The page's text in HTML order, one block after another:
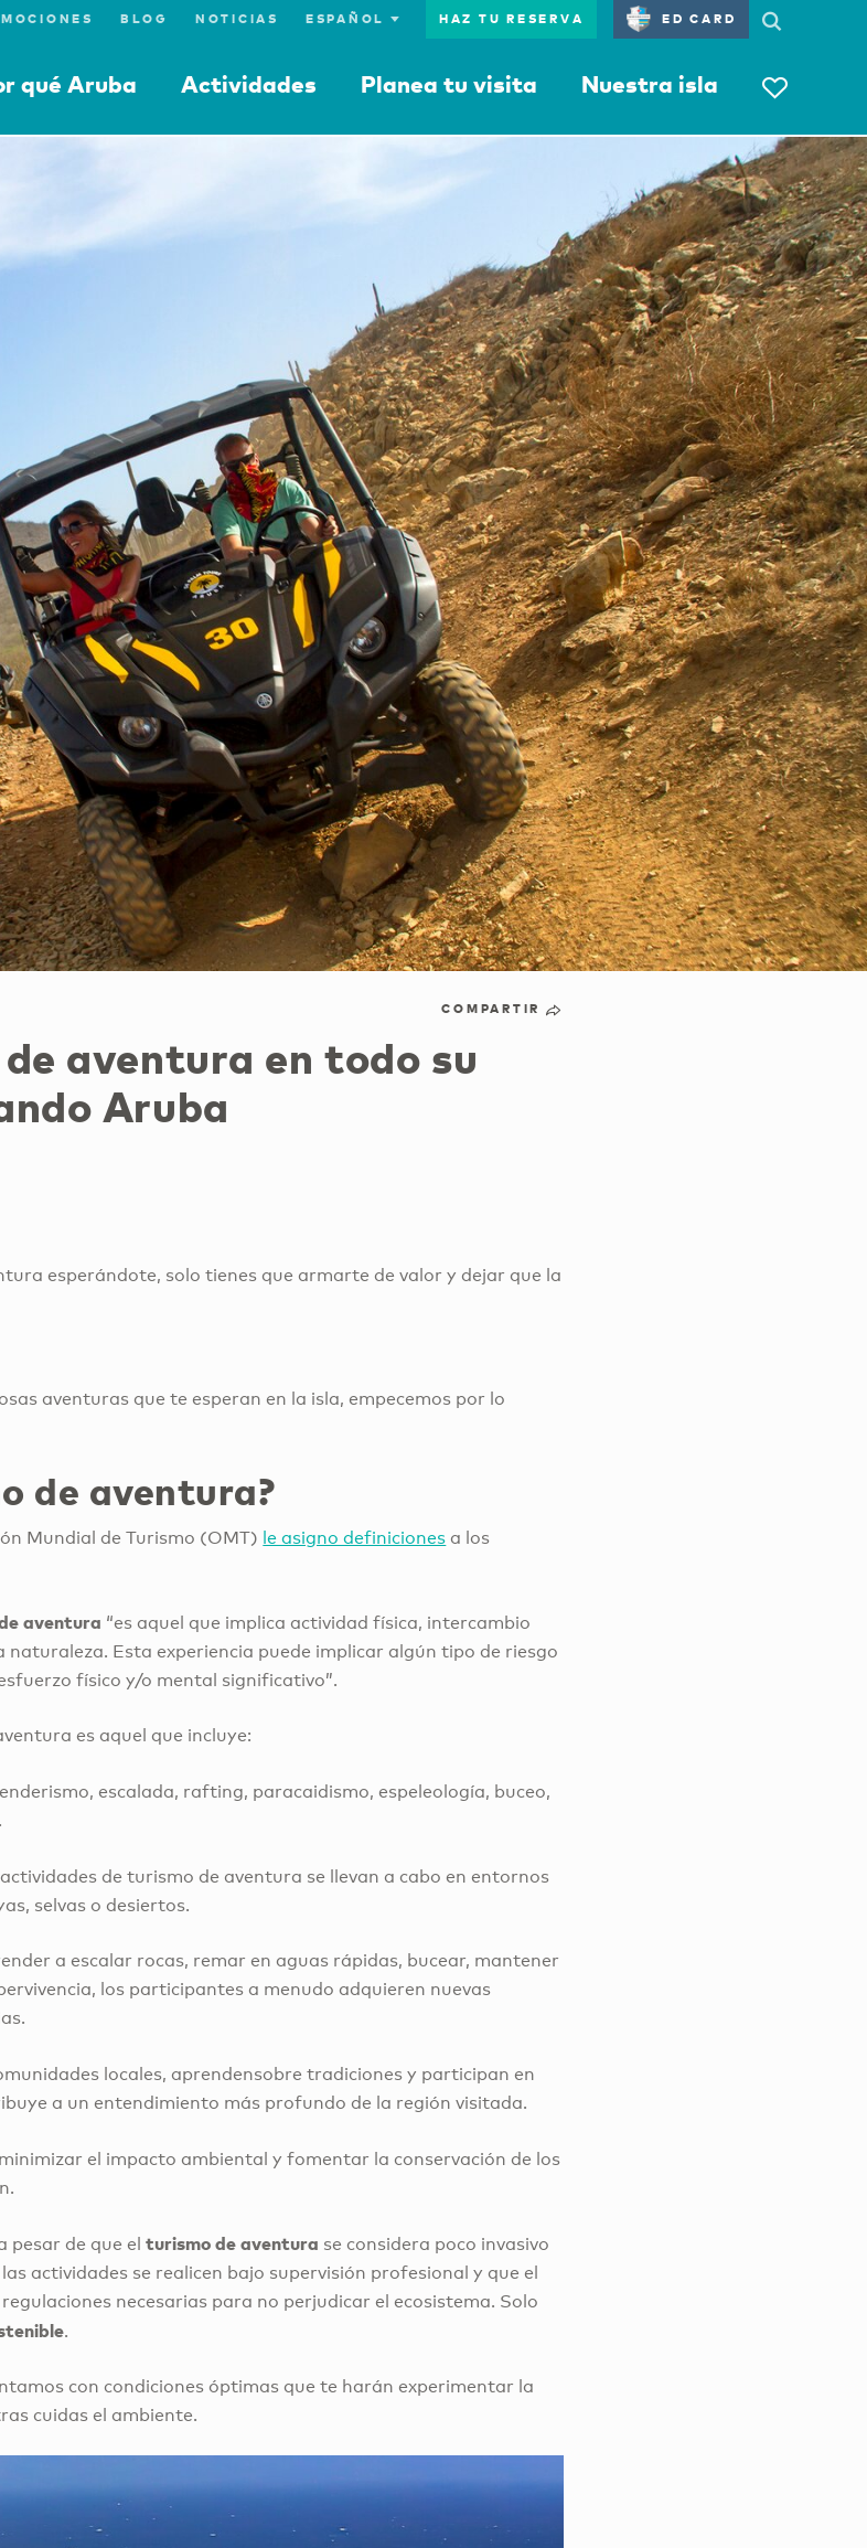
BLOG NOTICIAS HAZ TU RESERVA ED CARD
qué Aruba Actividades Planea tu visita Nuestra isla
COMPARTIR
aventura en todo su
Aruba
esperándote, solo tienes que armarte de valor y dejar que la
aventuras que te esperan en la isla, empecemos por lo
de aventura?
Mundial de Turismo (OMT) le asigno definiciones a los
aventura “es aquel que implica actividad física, intercambio
Esta experiencia puede implicar algún tipo de riesgo
físico y/o mental significativo”.
es aquel que incluye:
escalada, rafting, paracaidismo, espeleología, buceo,
de turismo de aventura se llevan a cabo en entornos
selvas o desiertos.
a escalar rocas, remar en aguas rápidas, bucear, mantener
los participantes a menudo adquieren nuevas
locales, aprendensobre tradiciones y participan en
a un entendimiento más profundo de la región visitada.
el impacto ambiental y fomentar la conservación de los
pesar de que el turismo de aventura se considera poco invasivo
actividades se realicen bajo supervisión profesional y que el
necesarias para no perjudicar el ecosistema. Solo
.
con condiciones óptimas que te harán experimentar la
cuidas el ambiente.